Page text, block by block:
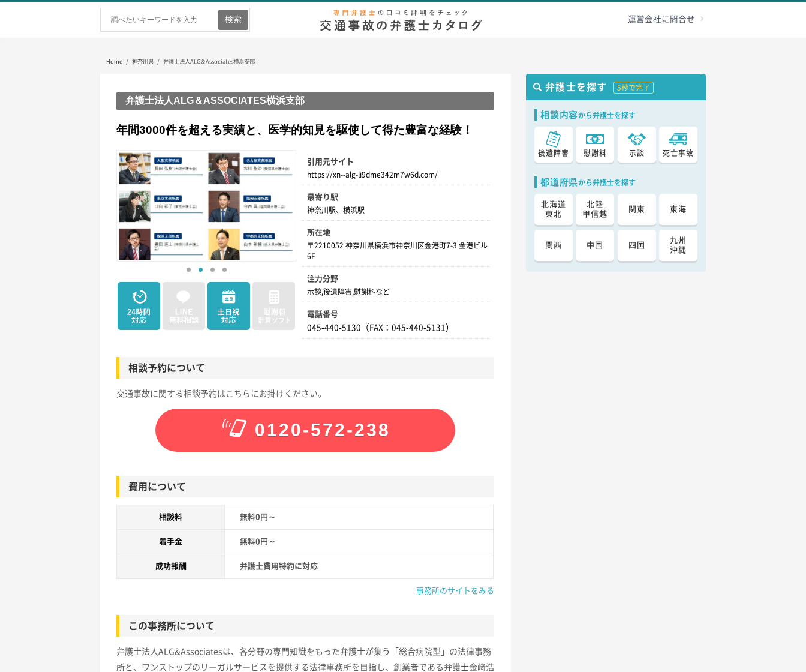
運営会社に問合せ
ホーム 弁護士を探す 弁護士費用 無料相談
Home / 神奈川県 / 弁護士法人ALG＆Associates横浜支部
弁護士法人ALG＆ASSOCIATES横浜支部
年間3000件を超える実績と、医学的知見を駆使して得た豊富な経験！
引用元サイト
https://xn--alg-li9dme342m7w6d.com/
最寄り駅
神奈川駅、横浜駅
所在地
〒2210052 神奈川県横浜市神奈川区金港町7-3 金港ビル
6F
注力分野
示談,後遺障害,慰謝料など
電話番号
045-440-5130（FAX：045-440-5131）
相談予約について
交通事故に関する相談予約はこちらにお掛けください。
0120-572-238
費用について
相談料 無料0円～
着手金 無料0円～
成功報酬 弁護士費用特約に対応
事務所のサイトをみる
この事務所について
弁護士法人ALG&Associatesは、各分野の専門知識をもった弁護士が集う「総合病院型」の法律事務
所と、ワンストップのリーガルサービスを提供する法律事務所を目指し、創業者である弁護士金﨑浩
弁護士を探す 5秒で完了
相談内容から弁護士を探す
後遺障害 慰謝料 示談 死亡事故
都道府県から弁護士を探す
北海道
東北
北陸
甲信越
関東 東海
関西 中国 四国
九州
沖縄